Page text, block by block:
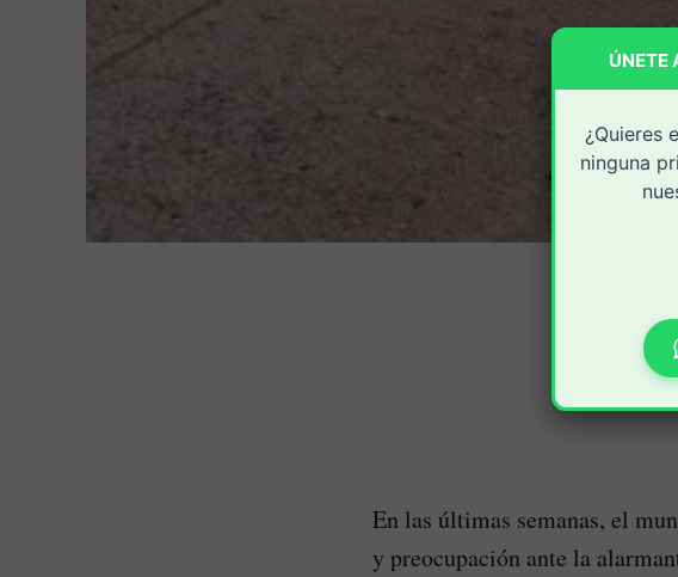
En las últimas semanas, el
y preocupación ante la
ÚNETE
¿Quieres
ninguna